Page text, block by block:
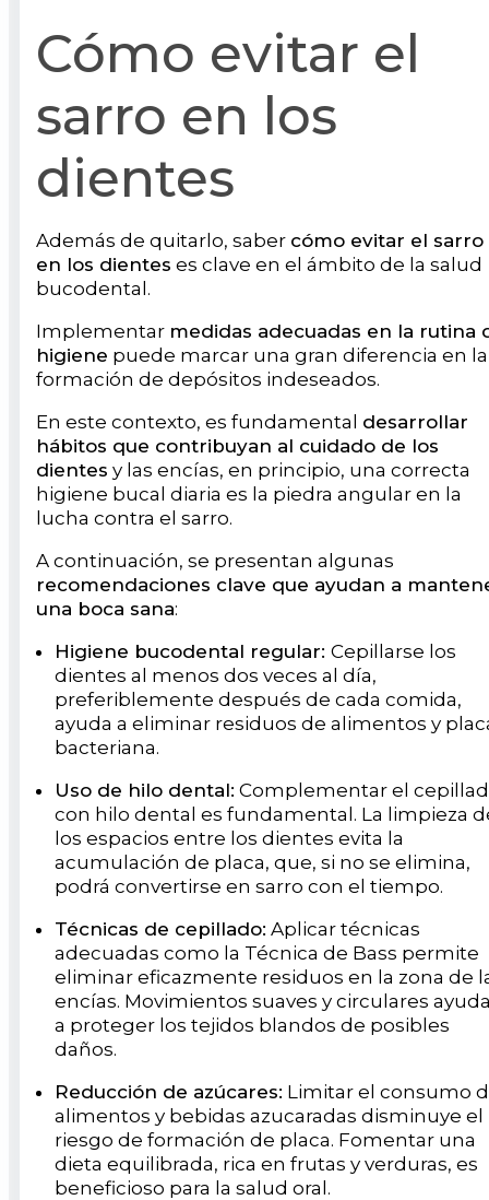
Cómo evitar el
sarro en los
dientes
Además de quitarlo, saber cómo evitar el sarro
en los dientes es clave en el ámbito de la salud
bucodental.
Implementar medidas adecuadas en la rutina
higiene puede marcar una gran diferencia en la
formación de depósitos indeseados.
En este contexto, es fundamental desarrollar
hábitos que contribuyan al cuidado de los
dientes y las encías, en principio, una correcta
higiene bucal diaria es la piedra angular en la
lucha contra el sarro.
A continuación, se presentan algunas
recomendaciones clave que ayudan a
una boca sana:
Higiene bucodental regular: Cepillarse los
dientes al menos dos veces al día,
preferiblemente después de cada comida,
ayuda a eliminar residuos de alimentos y
bacteriana.
Uso de hilo dental: Complementar el
con hilo dental es fundamental. La limpieza
los espacios entre los dientes evita la
acumulación de placa, que, si no se elimina,
podrá convertirse en sarro con el tiempo.
Técnicas de cepillado: Aplicar técnicas
adecuadas como la Técnica de Bass permite
eliminar eficazmente residuos en la zona de
encías. Movimientos suaves y circulares
a proteger los tejidos blandos de posibles
daños.
Reducción de azúcares: Limitar el consumo
alimentos y bebidas azucaradas disminuye el
riesgo de formación de placa. Fomentar una
dieta equilibrada, rica en frutas y verduras, es
beneficioso para la salud oral.